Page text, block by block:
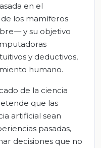
en el
los mamíferos
y su objetivo
y deductivos,
humano.
de la ciencia
que las
artificial sean
pasadas,
decisiones que no